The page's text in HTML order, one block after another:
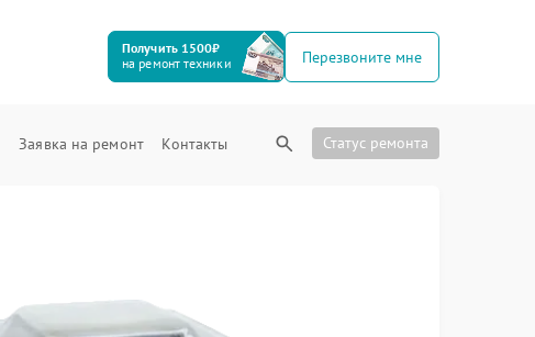
Получить 1500₽
на ремонт техники
Перезвоните мне
Заявка на ремонт Контакты Статус ремонта